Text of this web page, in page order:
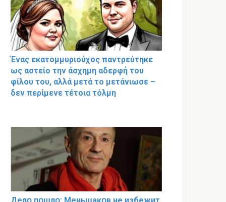
Ένας εκατομμυριούχος παντρεύτηκε
ως αστείο την άσχημη αδερφή του
φίλου του, αλλά μετά το μετάνιωσε –
δεν περίμενε τέτοια τόλμη